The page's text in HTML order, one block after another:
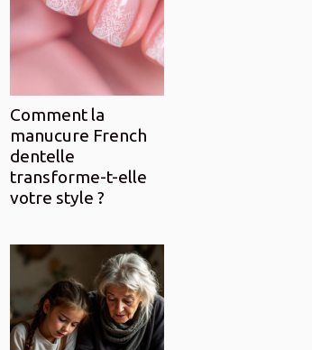
Comment la
manucure French
dentelle
transforme-t-elle
votre style ?